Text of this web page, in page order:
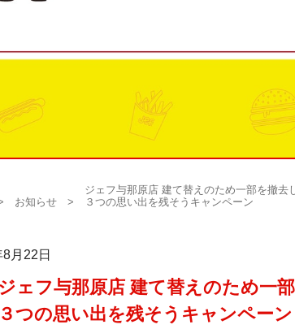
お知らせ
ジェフ与那原店 建て替えのため⼀部を撤去
３つの思い出を残そうキャンペーン
月22日
ジェフ与那原店 建て替えのため⼀
３つの思い出を残そうキャンペーン